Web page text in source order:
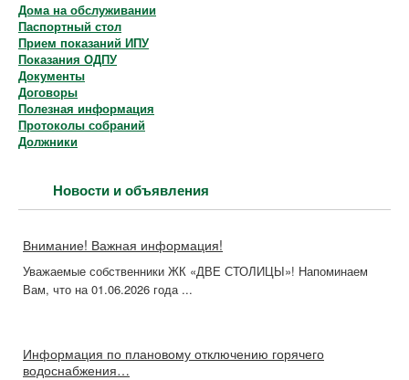
Дома на обслуживании
Паспортный стол
Прием показаний ИПУ
Показания ОДПУ
Документы
Договоры
Полезная информация
Протоколы собраний
Должники
Новости и объявления
Внимание! Важная информация!
Уважаемые собственники ЖК «ДВЕ СТОЛИЦЫ»! Напоминаем
Вам, что на 01.06.2026 года ...
Информация по плановому отключению горячего
водоснабжения…